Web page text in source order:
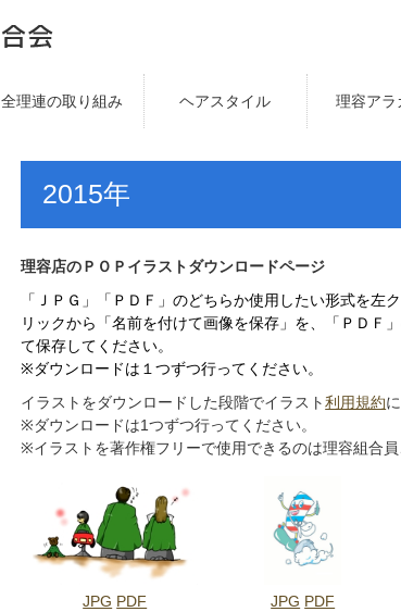
全理連の取り組み ヘアスタイル 理容アラ
2015年
理容店のＰＯＰイラストダウンロードページ
「ＪＰＧ」「ＰＤＦ」のどちらか使用したい形式を左
リックから「名前を付けて画像を保存」を、「ＰＤＦ
て保存してください。
※ダウンロードは１つずつ行ってください。
イラストをダウンロードした段階でイラスト利用規約
※ダウンロードは1つずつ行ってください。
※イラストを著作権フリーで使用できるのは理容組合員
JPG PDF JPG PDF